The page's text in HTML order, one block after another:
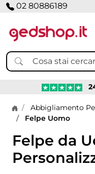
02 80886189
Home page
Abbigliamento
Felpe Uomo
Felpe da